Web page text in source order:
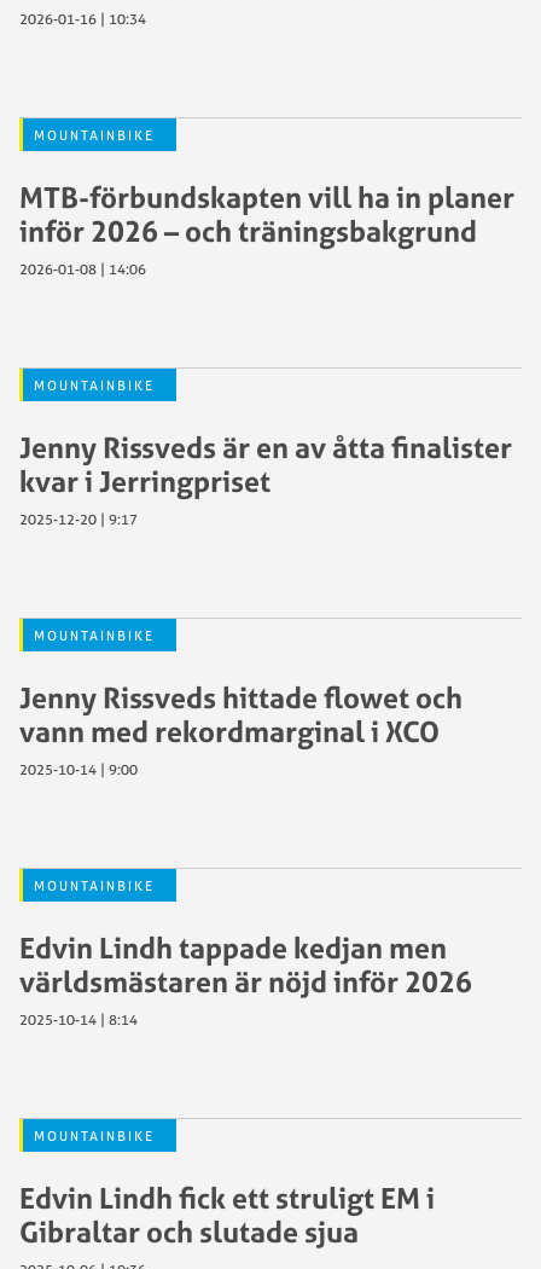
2026-01-16 | 10:34
MOUNTAINBIKE
MTB-förbundskapten vill ha in planer
inför 2026 – och träningsbakgrund
2026-01-08 | 14:06
MOUNTAINBIKE
Jenny Rissveds är en av åtta finalister
kvar i Jerringpriset
2025-12-20 | 9:17
MOUNTAINBIKE
Jenny Rissveds hittade flowet och
vann med rekordmarginal i XCO
2025-10-14 | 9:00
MOUNTAINBIKE
Edvin Lindh tappade kedjan men
världsmästaren är nöjd inför 2026
2025-10-14 | 8:14
MOUNTAINBIKE
Edvin Lindh fick ett struligt EM i
Gibraltar och slutade sjua